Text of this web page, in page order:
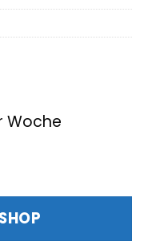
€.
Woche